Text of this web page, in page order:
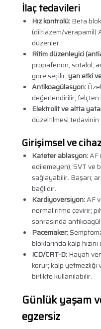
İlaç tedavileri
Hız kontrolü:Beta
(diltiazem/verapamil)
düzenler.
Ritim düzenleyici
propafenon, sotalol,
göre seçilir;yan etki
Antikoagülasyon:
değerlendirilir; felçten
Elektrolit ve altta
düzeltilmesi tedavinin
Girişimsel ve
Kateter ablasyon:AF
edilemeyen), SVT ve
sağlayabilir. Başarı;
bağlıdır.
Kardiyoversiyon:AF
normal ritme çevirir;
sonrasında
Pacemaker:
bloklarında kalp
ICD/CRT-D:Hayati
korur; kalp yetmezliği
birlikte kullanılabilir.
Günlük yaşam
egzersiz